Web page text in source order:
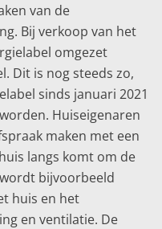
van de
Bij verkoop van het
omgezet
Dit is nog steeds zo,
sinds januari 2021
Huiseigenaren
maken met een
langs komt om de
bijvoorbeeld
huis en het
en ventilatie. De